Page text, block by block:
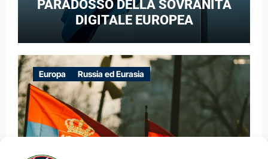
PARADOSSO DELLA SOVRANITÀ
DIGITALE EUROPEA
Europa Russia ed Eurasia